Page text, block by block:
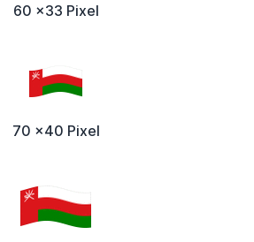
60 x33 Pixel
70 x40 Pixel